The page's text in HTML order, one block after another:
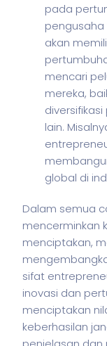
pada
pengusaha
akan
mencari
mereka,
lain.
global di
Dalam semua
mencerminkan
menciptakan,
sifat
inovasi dan
menciptakan
keberhasilan